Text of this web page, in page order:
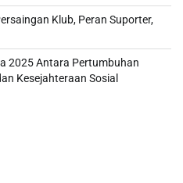
Klub, Peran Suporter,
2025 Antara Pertumbuhan
Kesejahteraan Sosial